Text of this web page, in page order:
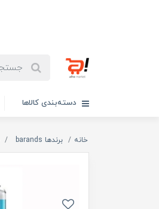
دسته‌بندی کالاها
خانه برندها barands